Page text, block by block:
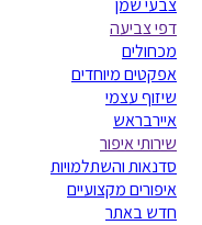
צבעי שמן
דפי צביעה
מכחולים
אפקטים מיוחדים
שיזוף עצמי
איירבראש
שירותי איפור
סדנאות והשתלמויות
איפורים מקצועיים
חדש באתר